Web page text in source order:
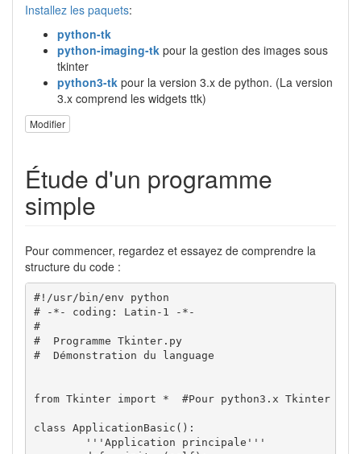
Installez les paquets:
python-tk
python-imaging-tk pour la gestion des images sous
tkinter
python3-tk pour la version 3.x de python. (La version
3.x comprend les widgets ttk)
Modifier
Étude d'un programme
simple
Pour commencer, regardez et essayez de comprendre la
structure du code :
#!/usr/bin/env python
# -*- coding: Latin-1 -*-
#
#  Programme Tkinter.py
#  Démonstration du language
from Tkinter import * #Pour python3.x Tkinter
class ApplicationBasic ( ) :
'''Application principale'''